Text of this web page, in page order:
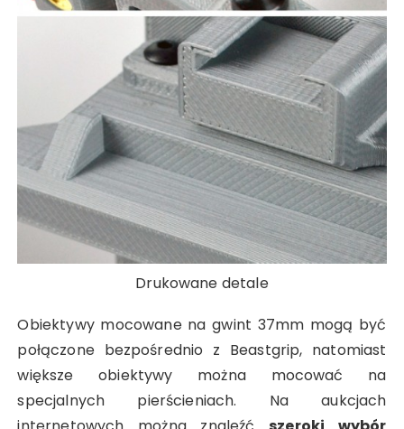
Drukowane detale
Obiektywy mocowane na gwint 37mm mogą być
połączone bezpośrednio z Beastgrip, natomiast
większe obiektywy można mocować na
specjalnych pierścieniach. Na aukcjach